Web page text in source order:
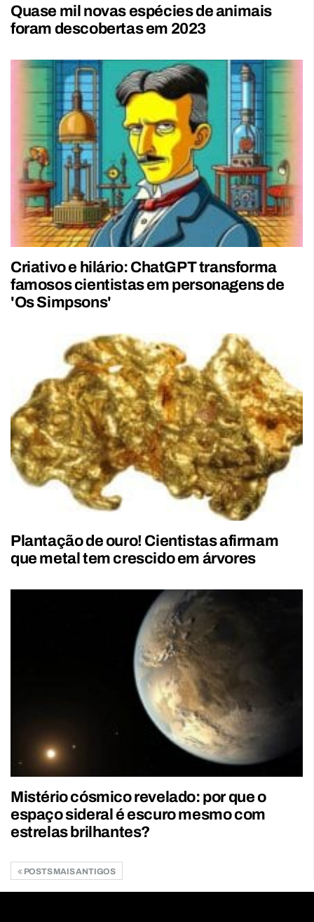
Quase mil novas espécies de animais
foram descobertas em 2023
Criativo e hilário: ChatGPT transforma
famosos cientistas em personagens de
'Os Simpsons'
Plantação de ouro! Cientistas afirmam
que metal tem crescido em árvores
Mistério cósmico revelado: por que o
espaço sideral é escuro mesmo com
estrelas brilhantes?
POSTS MAIS ANTIGOS